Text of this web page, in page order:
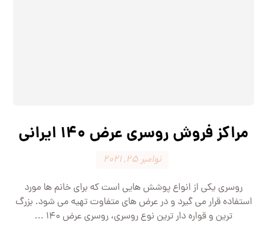
مراکز فروش روسری عرض 140 ایرانی
نوامبر 25, 2021
روسری یکی از انواع پوشش هایی است که برای خانم ها مورد
استفاده قرار می گیرد و در عرض های متفاوت تهیه می شود. بزرگ
ترین و قواره دار ترین نوع روسری، روسری عرض 140 ...